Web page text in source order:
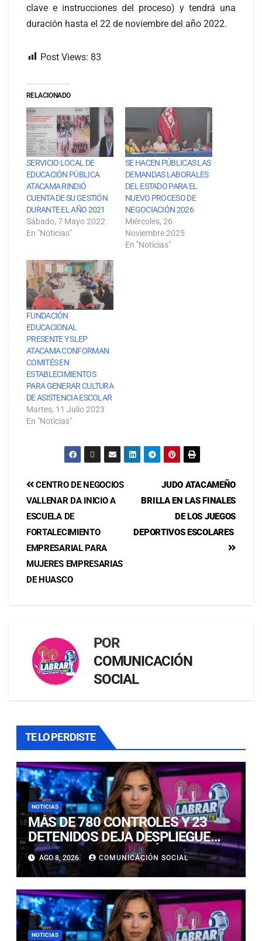
clave e instrucciones del proceso) y tendrá una
duración hasta el 22 de noviembre del año 2022.
Post Views: 83
RELACIONADO
SERVICIO LOCAL DE
EDUCACIÓN PÚBLICA
ATACAMA RINDIÓ
CUENTA DE SU GESTIÓN
DURANTE EL AÑO 2021
Sábado, 7 Mayo 2022
En "Noticias"
SE HACEN PÚBLICAS LAS
DEMANDAS LABORALES
DEL ESTADO PARA EL
NUEVO PROCESO DE
NEGOCIACIÓN 2026
Miércoles, 26
Noviembre 2025
En "Noticias"
FUNDACIÓN
EDUCACIONAL
PRESENTE Y SLEP
ATACAMA CONFORMAN
COMITÉS EN
ESTABLECIMIENTOS
PARA GENERAR CULTURA
DE ASISTENCIA ESCOLAR
Martes, 11 Julio 2023
En "Noticias"
JUDO ATACAMEÑO
BRILLA EN LAS FINALES
DE LOS JUEGOS
DEPORTIVOS ESCOLARES
CENTRO DE NEGOCIOS
VALLENAR DA INICIO A
ESCUELA DE
FORTALECIMIENTO
EMPRESARIAL PARA
MUJERES EMPRESARIAS
DE HUASCO
POR
COMUNICACIÓN
SOCIAL
TE LO PERDISTE
NOTICIAS
MÁS DE 780 CONTROLES Y 23
DETENIDOS DEJA DESPLIEGUE
POLICIAL EN COPIAPÓ Y CALDERA
AGO 8, 2026 COMUNICACIÓN SOCIAL
NOTICIAS